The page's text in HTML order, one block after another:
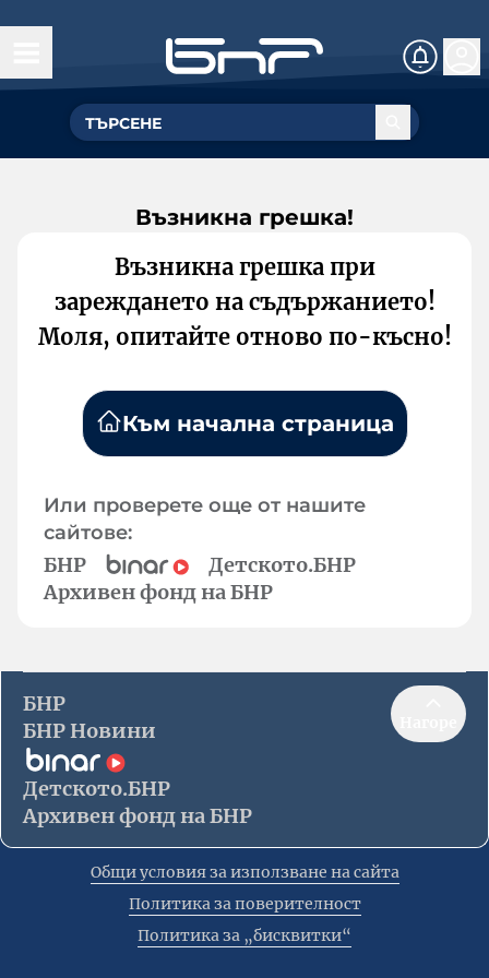
Възникна грешка!
Възникна грешка при
зареждането на съдържанието!
Моля, опитайте отново по-късно!
Към начална страница
Или проверете още от нашите
сайтове:
БНР
Детското.БНР
Архивен фонд на БНР
БНР
БНР Новини
Детското.БНР
Архивен фонд на БНР
Общи условия за използване на сайта
Политика за поверителност
Политика за „бисквитки“